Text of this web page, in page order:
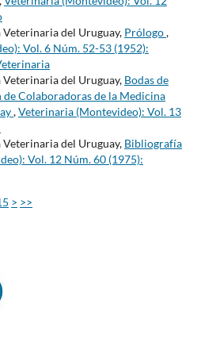
del Uruguay, Prólogo,
Vol. 6 Núm. 52-53 (1952):
del Uruguay, Bodas de
de Colaboradoras de la Medicina
,Veterinaria (Montevideo): Vol. 13
del Uruguay, Bibliografía
Vol. 12 Núm. 60 (1975):
> >>